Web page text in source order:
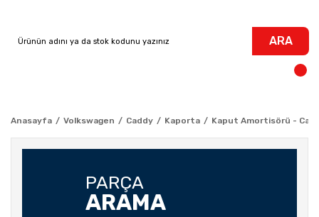
ARA
Anasayfa Volkswagen Caddy Kaporta Kaput Amortisörü -
PARÇA
ARAMA